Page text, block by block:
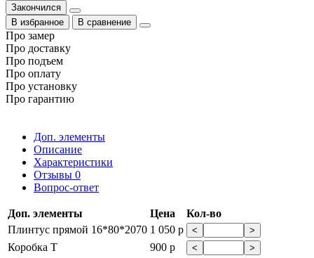
Закончился
В избранное
В сравнение
Про замер
Про доставку
Про подъем
Про оплату
Про установку
Про гарантию
Доп. элементы
Описание
Характеристики
Отзывы 0
Вопрос-ответ
Доп. элементы Цена
Кол-во
Плинтус прямой 16*80*2070 1 050 р < >
Коробка Т 900 р < >